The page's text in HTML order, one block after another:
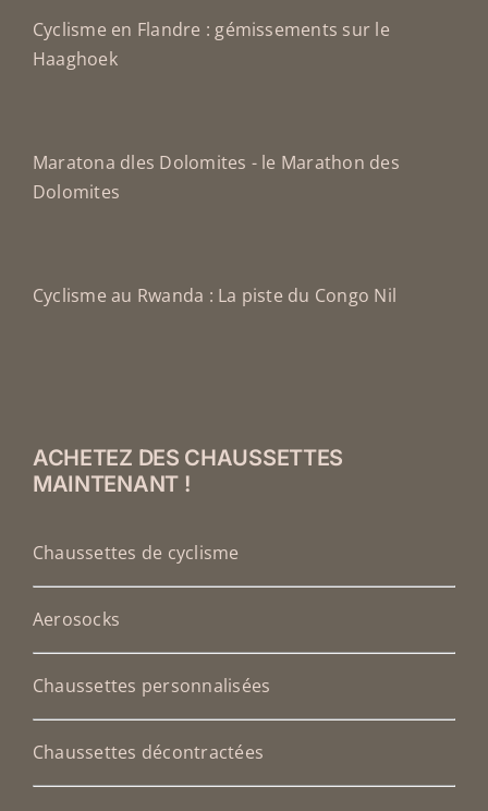
Cyclisme en Flandre : gémissements sur le
Haaghoek
Maratona dles Dolomites - le Marathon des
Dolomites
Cyclisme au Rwanda : La piste du Congo Nil
ACHETEZ DES CHAUSSETTES
MAINTENANT !
Chaussettes de cyclisme
Aerosocks
Chaussettes personnalisées
Chaussettes décontractées